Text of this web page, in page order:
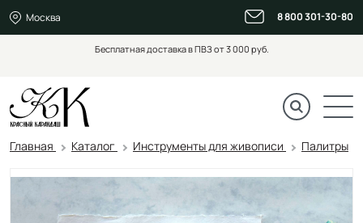
Москва 8 800 301-30-80
Бесплатная доставка в ПВЗ от 3 000 руб.
Главная Каталог Инструменты для живописи Палитры